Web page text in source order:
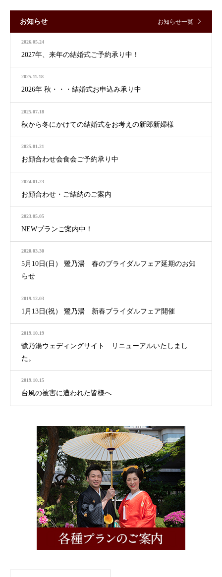
お知らせ お知らせ一覧
2026.05.24
2027年、来年の結婚式ご予約承り中！
2025.11.18
2026年 秋・・・結婚式お申込み承り中
2025.07.18
秋から冬にかけての結婚式をお考えの新郎新婦様
2025.01.21
お顔合わせ会食会ご予約承り中
2024.01.23
お顔合わせ・ご結納のご案内
2023.05.05
NEWプランご案内中！
2020.03.30
5月10日(日） 鷺乃湯 春のブライダルフェア延期のお知
らせ
2019.12.03
1月13日(祝） 鷺乃湯 新春ブライダルフェア開催
2019.10.19
鷺乃湯ウェディングサイト リニューアルいたしまし
た。
2019.10.15
台風の被害に遭われた皆様へ